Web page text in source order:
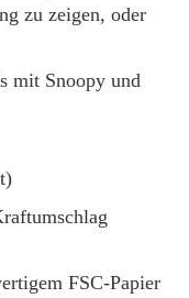
zu zeigen, oder
mit Snoopy und
FSC-Papier